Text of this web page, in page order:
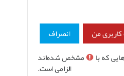
که با مشخص شده‌اند
الزامی است.